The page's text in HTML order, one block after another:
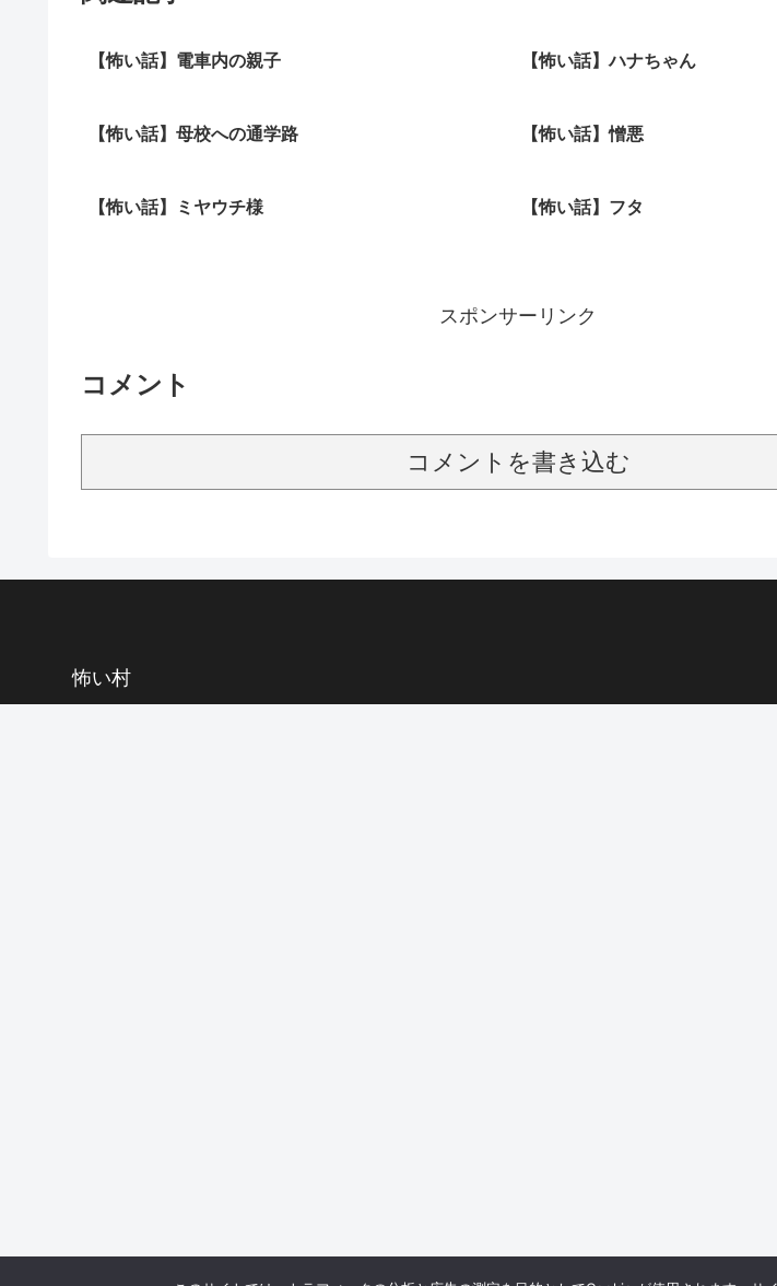
【怖い話】電車内の親子 【怖い話】ハナちゃん
【怖い話】母校への通学路 【怖い話】憎悪
【怖い話】ミヤウチ様 【怖い話】フタ
スポンサーリンク
コメント
コメントを書き込む
怖い村